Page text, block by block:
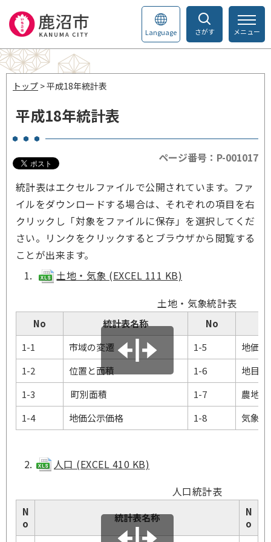
さがす
Language メニュー
トップ > 平成18年統計表
平成18年統計表
ページ番号：P-001017
統計表はエクセルファイルで公開されています。ファ
イルをダウンロードする場合は、それぞれの項目を右
クリックし「対象をファイルに保存」を選択してくだ
さい。リンクをクリックするとブラウザから閲覧する
ことが出来ます。
土地・気象 (EXCEL 111 KB)
土地・気象統計表
No 統計表名称
No
1-1
市域の変遷 1-5
地価
1-2
位置と面積 1-6
地目
1-3
町別面積 1-7
農地
1-4
地価公示価格 1-8 気象概
人口 (EXCEL 410 KB)
人口統計表
N
o
統計表名称
N
o